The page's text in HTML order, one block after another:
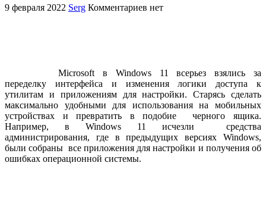
9 февраля 2022 Serg Комментариев нет
Microsoft в Windows 11 всерьез взялись за
переделку интерфейса и изменения логики доступа к
утилитам и приложениям для настройки. Старясь сделать
максимально удобными для использования на мобильных
устройствах и превратить в подобие черного ящика.
Например, в Windows 11 исчезли средства
администрирования, где в предыдущих версиях Windows,
были собраны все приложения для настройки и получения об
ошибках операционной системы.